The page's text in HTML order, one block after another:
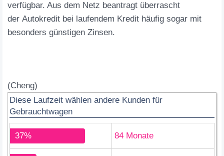
verfügbar. Aus dem Netz beantragt überrascht
der Autokredit bei laufendem Kredit häufig sogar mit
besonders günstigen Zinsen.
(Cheng)
Diese Laufzeit wählen andere Kunden für
Gebrauchtwagen
37% 84 Monate